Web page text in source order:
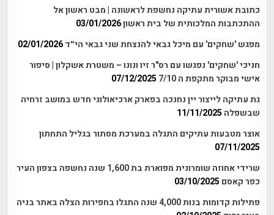
כתובת אשורית עתיקה נחשפת לראשונה | מבט ראשון אל
ההתכתבות המלכותית של בית ראשון03/01/2026
מפגש 'שחקים' עם מיכל גבאי להנצחת שני גבאי הי״ד 02/01/2026
חניכי 'שחקים' נפגשו עם רס"ר זיו ונונו – משטרת אשקלון | סיפור
אישי מבוקר מתקפת ה 7/10
07/12/2025
גת עתיקה לייצור יין נחנכה בפארק ארכיאולוגי חדש במושב זרחיה
שבשפלה 11/11/2025
אוצר מטבעות עתיקים התגלה במערכת מסתור בגליל התחתון
07/11/2025
שרידי אחוזה שומרונית מפוארת בת 1,600 שנה נחשפה בצפון העיר
כפר קאסם 03/10/2025
פתילות קדומות בנות 4,000 שנה התגלו בחפירות הצלה באתר בניה